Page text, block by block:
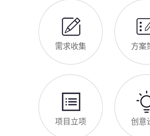
年），但很多云和企业在选择仿站时，容易忽
导致网站出现版权纠纷、功能异常、SEO优化
得不偿失。结合百度最新算法和本地企业的实
详细梳理仿站建站的核心注
新网站如何快速被百度收录
很多云和企业搭建官网后，最头疼的问题就是
度搜不到”，这其实是没有掌握正确的收录方
录规则，针对本地企业网站，分享几个简单易
法，帮助新网站快速被百度收录，无需专业技
操作。第一，完善网站基础信息，确保符合百
先，确认网站域名已
网站建设完整流程
很多云和企业想搭建官网，却不清楚完整的建
务商忽悠，出现流程混乱、工期拖延、隐形消
们多年本地建站经验和百度优化算法要求，今
设的完整流程，从前期准备到后期上线，每一